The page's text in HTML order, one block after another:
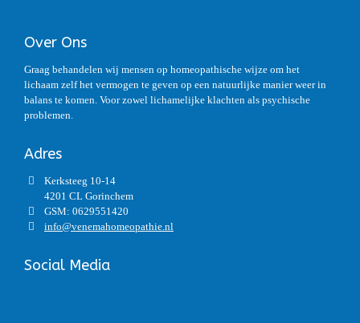
Over Ons
Graag behandelen wij mensen op homeopathische wijze om het
lichaam zelf het vermogen te geven op een natuurlijke manier weer in
balans te komen. Voor zowel lichamelijke klachten als psychische
problemen.
Adres
Kerksteeg 10-14
4201 CL Gorinchem
GSM: 0629551420
info@venemahomeopathie.nl
Social Media